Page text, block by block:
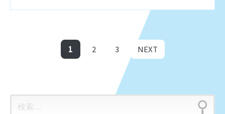
投稿のページ送り1
固
ー
2
固
ペ
ー
3 NEXT